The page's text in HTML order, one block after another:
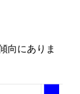
向にありま